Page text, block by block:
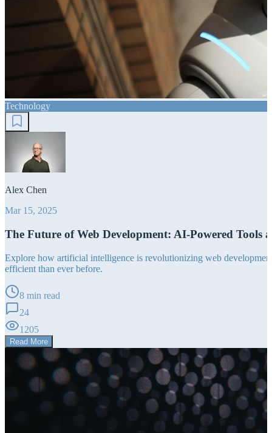
Technology
Alex Chen
Mar 15, 2025
The Future of Web Development: AI-Powered Tools
Explore how artificial intelligence is revolutionizing web
efficient than ever before.
8 min read
24
1205
Read More